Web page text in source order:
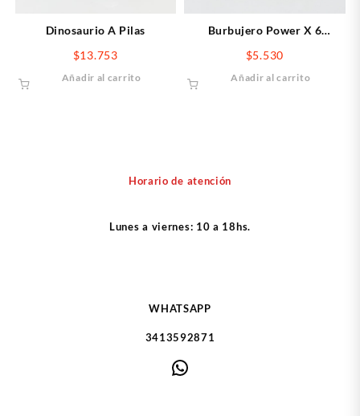
Dinosaurio A Pilas
$13.753
Añadir al carrito
Burbujero Power X 6
$5.530
Añadir al carrito
Horario de atención
Lunes a viernes: 10 a 18hs.
WHATSAPP
3413592871
WhatsApp